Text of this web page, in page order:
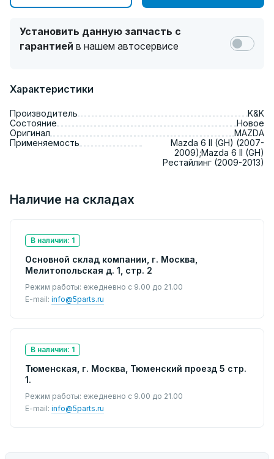
Установить данную запчасть с
гарантией в нашем автосервисе
Характеристики
Производитель
K&K
Состояние
Новое
Оригинал
MAZDA
Применяемость
Mazda 6 II (GH) (2007-
2009);Mazda 6 II (GH)
Рестайлинг (2009-2013)
Наличие на складах
В наличии: 1
Основной склад компании, г. Москва,
Мелитопольская д. 1, стр. 2
Режим работы: ежедневно с 9.00 до 21.00
E-mail: info@5parts.ru
В наличии: 1
Тюменская, г. Москва, Тюменский проезд 5 стр.
1.
Режим работы: ежедневно с 9.00 до 21.00
E-mail: info@5parts.ru